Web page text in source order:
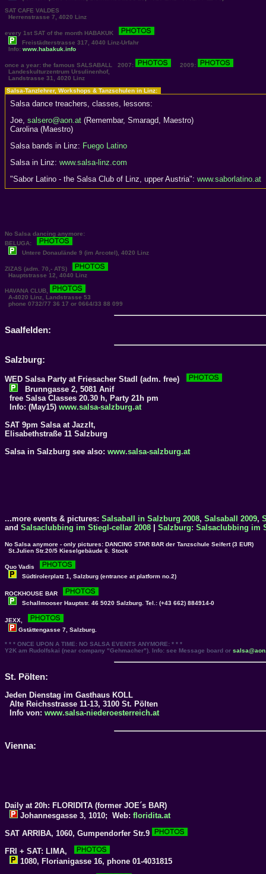
SAT CAFE VALDES
Herrenstrasse 7, 4020 Linz
every 1st SAT of the month HABAKUK
Freistädterstrasse 317, 4040 Linz-Urfahr
Info: www.habakuk.info
once a year: the famous SALSABALL 2007:
2009:
Landeskulturzentrum Ursulinenhof,
Landstrasse 31, 4020 Linz
Salsa-Tanzlehrer, Workshops & Tanzschulen in Linz:
Salsa dance treachers, classes, lessons:
Joe, salsero@aon.at (Remembar, Smaragd, Maestro)
Carolina (Maestro)
Salsa bands in Linz: Fuego Latino
Salsa in Linz: www.salsa-linz.com
"Sabor Latino - the Salsa Club of Linz, upper Austria": www.saborlatino.at
No Salsa dancing anymore:
BELUGA:
Untere Donaulände 9 (im Arcotel), 4020 Linz
ZIZAS (adm. 70,- ATS)
Hauptstrasse 12, 4040 Linz
HAVANA CLUB
A-4020 Linz, Landstrasse 53
phone 0732/77 36 17 or 0664/33 88 099
Saalfelden:
Salzburg:
WED Salsa Party at Friesacher Stadl
(adm. free)
Brunngasse 2, 5081 Anif
free Salsa Classes 20.30 h, Party 21h pm
Info: (May15) www.salsa-salzburg.at
SAT 9pm Salsa at JazzIt,
Elisabethstraße 11 Salzburg
Salsa in Salzburg see also: www.salsa-salzburg.at
...more events & pictures: Salsaball in Salzburg 2008, Salsaball 2009,
and Salsaclubbing im Stiegl-cellar 2008 Salzburg: Salsaclubbing im
No Salsa anymore - only pictures: DANCING STAR BAR der Tanzschule Seifert (3 EUR)
St.Julien Str.20/5 Kieselgebäude 6. Stock
Quo Vadis
Südtirolerplatz 1, Salzburg (entrance at platform no.2)
ROCKHOUSE BAR
Schallmooser Hauptstr. 46 5020 Salzburg. Tel.: (+43 662) 884914-0
JEXX
Gstättengasse 7, Salzburg.
* * * ONCE UPON A TIME: NO SALSA EVENTS ANYMORE: * * *
Y2K am Rudolfskai (near company "Gehmacher"). Info: see Message board or
St. Pölten:
Jeden Dienstag im Gasthaus KOLL
Alte Reichsstrasse 11-13, 3100 St. Pölten
Info von: www.salsa-niederoesterreich.at
Vienna:
Daily at 20h: FLORIDITA (former JOE´s BAR)
Johannesgasse 3, 1010; Web: floridita.at
SAT ARRIBA, 1060, Gumpendorfer Str.9
FRI + SAT: LIMA,
1080, Florianigasse 16, phone 01-4031815